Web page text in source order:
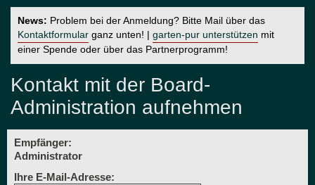
News: Problem bei der Anmeldung? Bitte Mail über das
Kontaktformular ganz unten! | garten-pur unterstützen mit
einer Spende oder über das Partnerprogramm!
Kontakt mit der Board-
Administration aufnehmen
Empfänger:
Administrator
Ihre E-Mail-Adresse: